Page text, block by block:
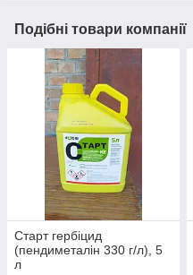
Подібні товари компанії
Старт гербіцид
(пендиметалін 330 г/л), 5
л